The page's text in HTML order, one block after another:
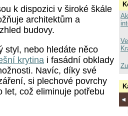
k dispozici v široké škále
architektům a
budovy.
styl, nebo hledáte něco
krytina i fasádní obklady
Navíc, díky své
si plechové povrchy
let, což eliminuje potřebu